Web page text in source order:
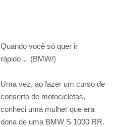
Quando você só quer ir
rápido… (BMW/)
Uma vez, ao fazer um curso de
conserto de motocicletas,
conheci uma mulher que era
dona de uma BMW S 1000 RR.